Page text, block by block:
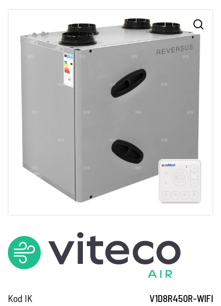
Kod IK
V1D8R450R-WIFI